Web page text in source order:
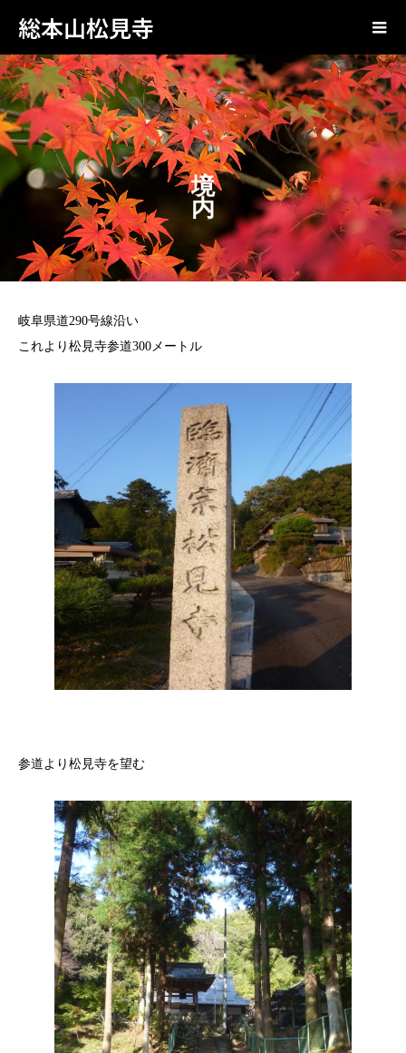
総本山松見寺
境 内
岐阜県道290号線沿い
これより松見寺参道300メートル
参道より松見寺を望む